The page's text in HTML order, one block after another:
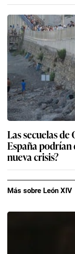
Las secuelas de
España podrían
nueva crisis?
Más sobre León XIV